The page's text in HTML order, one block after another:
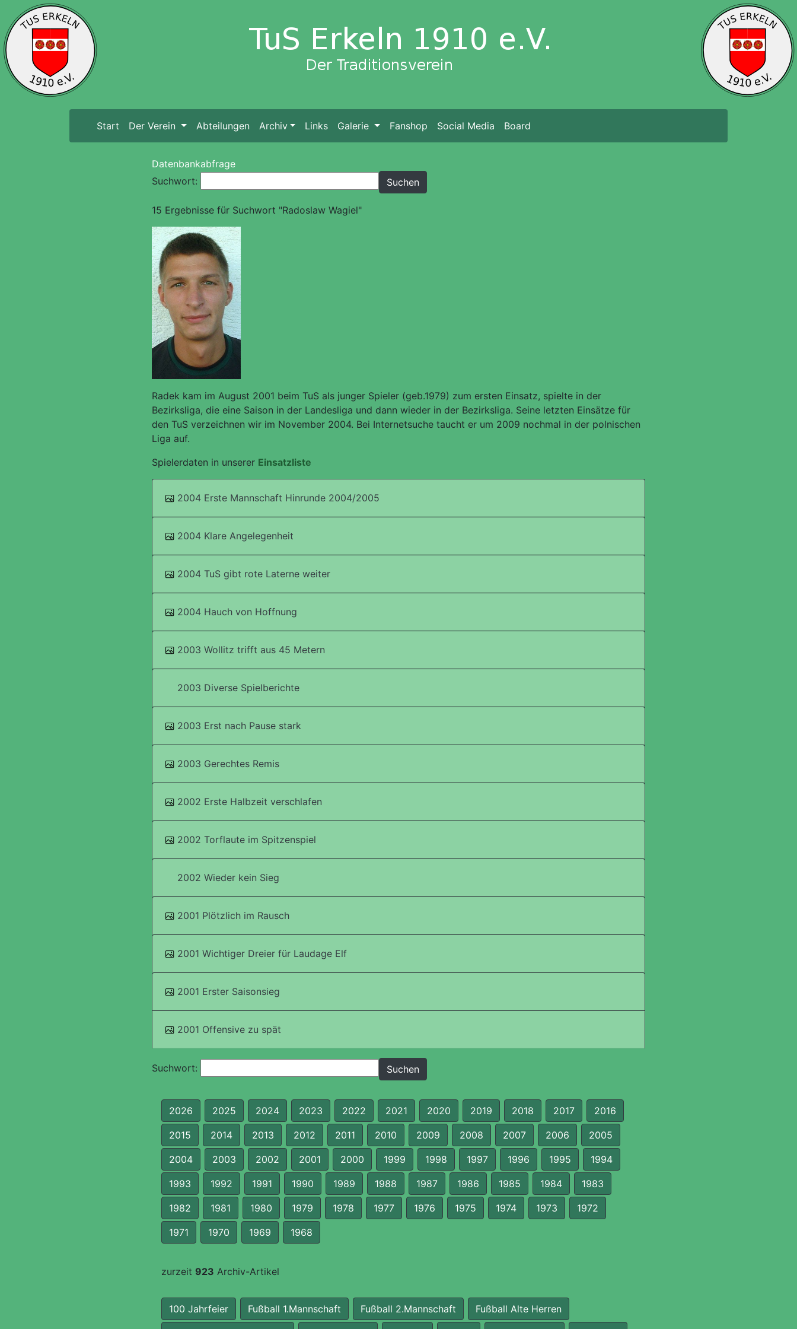
Start (current)
Der Verein Abteilungen Archiv Links Galerie Fanshop Social Media Board
Datenbankabfrage
Suchwort:
15 Ergebnisse für Suchwort "Radoslaw Wagiel"
Radek kam im August 2001 beim TuS als junger Spieler (geb.1979) zum ersten Einsatz, spielte in der
Bezirksliga, die eine Saison in der Landesliga und dann wieder in der Bezirksliga. Seine letzten Einsätze für
den TuS verzeichnen wir im November 2004. Bei Internetsuche taucht er um 2009 nochmal in der polnischen
Liga auf.
Spielerdaten in unserer Einsatzliste
2004 Erste Mannschaft Hinrunde 2004/2005
2004 Klare Angelegenheit
2004 TuS gibt rote Laterne weiter
2004 Hauch von Hoffnung
2003 Wollitz trifft aus 45 Metern
2003 Diverse Spielberichte
2003 Erst nach Pause stark
2003 Gerechtes Remis
2002 Erste Halbzeit verschlafen
2002 Torflaute im Spitzenspiel
2002 Wieder kein Sieg
2001 Plötzlich im Rausch
2001 Wichtiger Dreier für Laudage Elf
2001 Erster Saisonsieg
2001 Offensive zu spät
Suchwort:
2026 2025 2024 2023 2022 2021 2020 2019 2018 2017 2016
2015 2014 2013 2012 2011 2010 2009 2008 2007 2006 2005
2004 2003 2002 2001 2000 1999 1998 1997 1996 1995 1994
1993 1992 1991 1990 1989 1988 1987 1986 1985 1984 1983
1982 1981 1980 1979 1978 1977 1976 1975 1974 1973 1972
1971 1970 1969 1968
zurzeit 923 Archiv-Artikel
100 Jahrfeier Fußball 1.Mannschaft Fußball 2.Mannschaft Fußball Alte Herren